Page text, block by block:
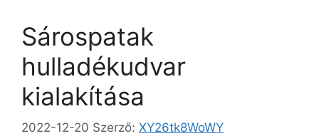
Sárospatak
hulladékudvar
kialakítása
2022-12-20 Szerző: XY26tk8WoWY